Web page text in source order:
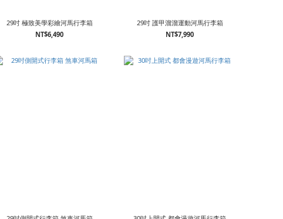
29吋 極致美學彩繪河馬行李箱
NT$6,490
29吋 護甲溜溜運動河馬行李箱
NT$7,990